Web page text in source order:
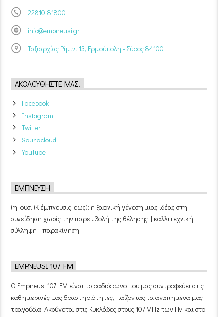
22810 81800
info@empneusi.gr
Ταξιαρχίας Ρίμινι 13, Ερμούπολη - Σύρος 84100
ΑΚΟΛΟΥΘΉΣΤΕ ΜΑΣ!
Facebook
Instagram
Twitter
Soundcloud
YouTube
ΈΜΠΝΕΥΣΗ
(η) ουσ. (Κ έμπνευσις, εως): η ξαφνική γένεση μιας ιδέας στη
συνείδηση χωρίς την παρεμβολή της θέλησης | καλλιτεχνική
σύλληψη | παρακίνηση
EMPNEUSI 107 FM
Ο Empneusi 107 FM είναι το ραδιόφωνο που μας συντροφεύει στις
καθημερινές μας δραστηριότητες, παίζοντας τα αγαπημένα μας
τραγούδια. Ακούγεται στις Κυκλάδες στους 107 MHz των FM και στο